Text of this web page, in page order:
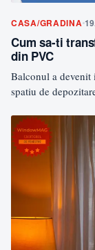
CASA/GRADINA
Cum sa-ti
din PVC
Balconul a
spatiu de